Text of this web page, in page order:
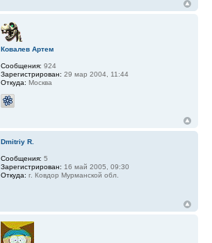
Ковалев Артем
Сообщения: 924
Зарегистрирован: 29 мар 2004, 11:44
Откуда: Москва
Dmitriy R.
Сообщения: 5
Зарегистрирован: 16 май 2005, 09:30
Откуда: г. Ковдор Мурманской обл.